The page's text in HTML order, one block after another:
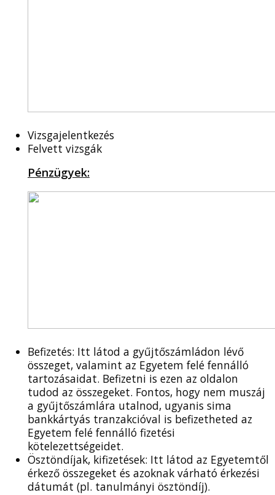
Vizsgajelentkezés
Felvett vizsgák
Pénzügyek:
Befizetés: Itt látod a gyűjtőszámládon lévő
összeget, valamint az Egyetem felé fennálló
tartozásaidat. Befizetni is ezen az oldalon
tudod az összegeket. Fontos, hogy nem muszáj
a gyűjtőszámlára utalnod, ugyanis sima
bankkártyás tranzakcióval is befizetheted az
Egyetem felé fennálló fizetési
kötelezettségeidet.
Ösztöndíjak, kifizetések: Itt látod az Egyetemtől
érkező összegeket és azoknak várható érkezési
dátumát (pl. tanulmányi ösztöndíj).